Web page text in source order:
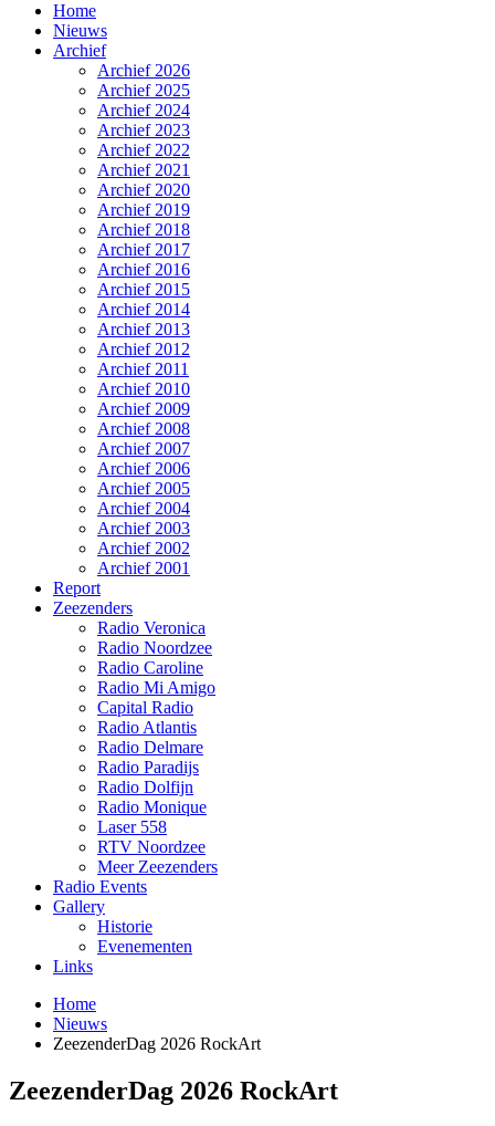
Home
Nieuws
Archief
Archief 2026
Archief 2025
Archief 2024
Archief 2023
Archief 2022
Archief 2021
Archief 2020
Archief 2019
Archief 2018
Archief 2017
Archief 2016
Archief 2015
Archief 2014
Archief 2013
Archief 2012
Archief 2011
Archief 2010
Archief 2009
Archief 2008
Archief 2007
Archief 2006
Archief 2005
Archief 2004
Archief 2003
Archief 2002
Archief 2001
Report
Zeezenders
Radio Veronica
Radio Noordzee
Radio Caroline
Radio Mi Amigo
Capital Radio
Radio Atlantis
Radio Delmare
Radio Paradijs
Radio Dolfijn
Radio Monique
Laser 558
RTV Noordzee
Meer Zeezenders
Radio Events
Gallery
Historie
Evenementen
Links
Home
Nieuws
ZeezenderDag 2026 RockArt
ZeezenderDag 2026 RockArt